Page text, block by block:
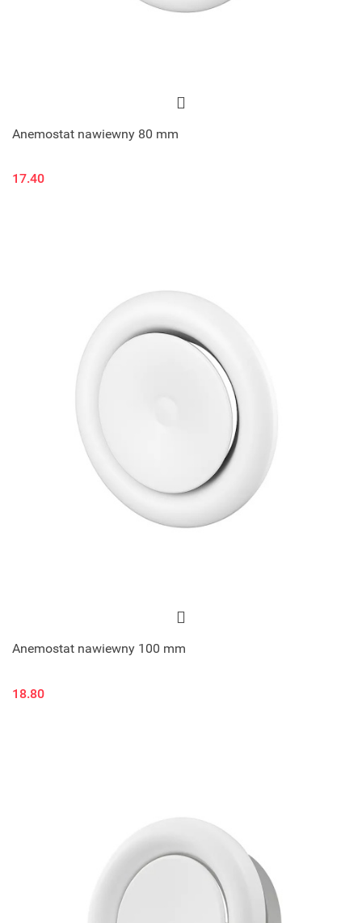
Anemostat nawiewny 80 mm
17.40
Anemostat nawiewny 100 mm
18.80